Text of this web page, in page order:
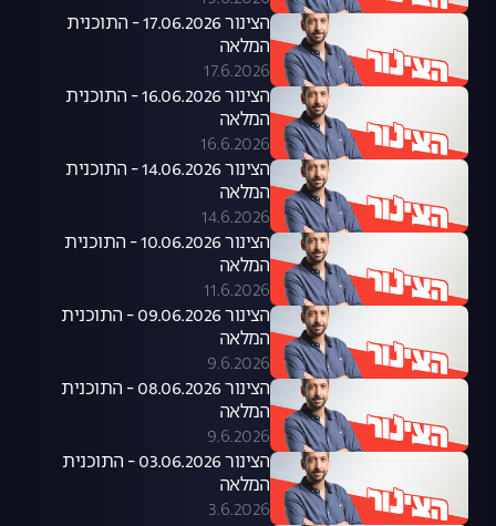
הצינור 17.06.2026 - התוכנית
המלאה
17.6.2026
הצינור 16.06.2026 - התוכנית
המלאה
16.6.2026
הצינור 14.06.2026 - התוכנית
המלאה
14.6.2026
הצינור 10.06.2026 - התוכנית
המלאה
11.6.2026
הצינור 09.06.2026 - התוכנית
המלאה
9.6.2026
הצינור 08.06.2026 - התוכנית
המלאה
9.6.2026
הצינור 03.06.2026 - התוכנית
המלאה
3.6.2026